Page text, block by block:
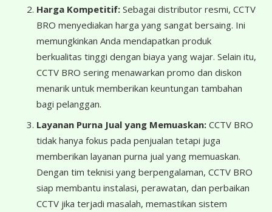
Harga Kompetitif: Sebagai distributor resmi, CCTV
BRO menyediakan harga yang sangat bersaing. Ini
memungkinkan Anda mendapatkan produk
berkualitas tinggi dengan biaya yang wajar. Selain itu,
CCTV BRO sering menawarkan promo dan diskon
menarik untuk memberikan keuntungan tambahan
bagi pelanggan.
Layanan Purna Jual yang Memuaskan: CCTV BRO
tidak hanya fokus pada penjualan tetapi juga
memberikan layanan purna jual yang memuaskan.
Dengan tim teknisi yang berpengalaman, CCTV BRO
siap membantu instalasi, perawatan, dan perbaikan
CCTV jika terjadi masalah, memastikan sistem